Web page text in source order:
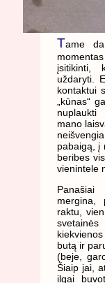
Tame
įsitikinti,
uždaryti.
kontaktui
„kūnas“
nuplaukti
mano
pabaigą, į
beribes
vienintele
mergina,
raktu,
butą ir
(beje,
Šiaip jai,
ilgai